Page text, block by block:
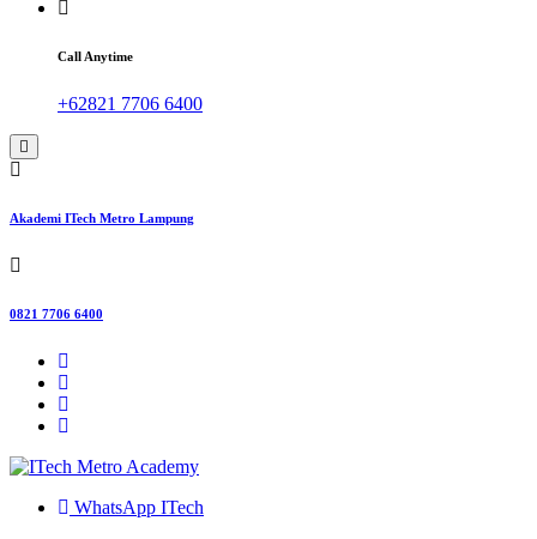
Call Anytime
+62821 7706 6400
Akademi ITech Metro Lampung
0821 7706 6400
WhatsApp ITech